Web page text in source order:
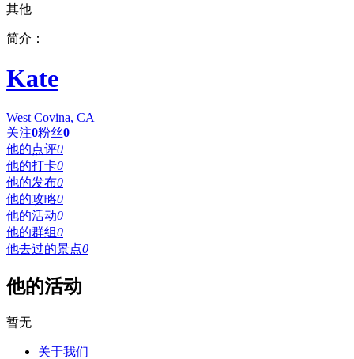
其他
简介：
Kate
West Covina, CA
关注0粉丝0
他的点评0
他的打卡0
他的发布0
他的攻略0
他的活动0
他的群组0
他去过的景点0
他的活动
暂无
关于我们